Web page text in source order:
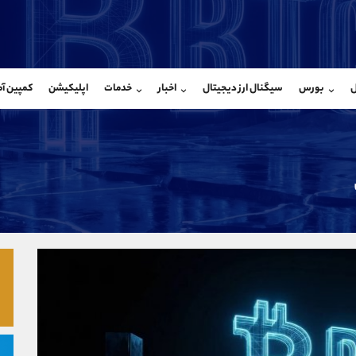
بورس سیگنال ارز دیجیتال اخبار خدمات اپلیکیشن کمپین
@Armteam_admin_33
شروع
داخلی